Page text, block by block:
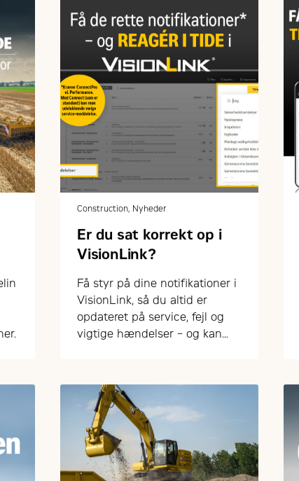
Construction, Nyheder
Er du sat korrekt op i
VisionLink?
Få styr på dine notifikationer i
VisionLink, så du altid er
opdateret på service, fejl og
vigtige hændelser – og kan